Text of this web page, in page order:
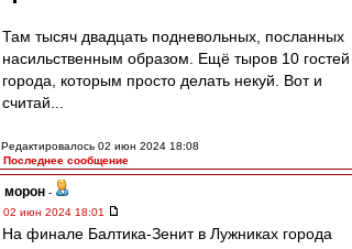
Там тысяч двадцать подневольных, посланных
насильственным образом. Ещё тыров 10 гостей
города, которым просто делать некуй. Вот и
считай...
Редактировалось 02 июн 2024 18:08
Последнее сообщение
морон -
02 июн 2024 18:01
На финале Балтика-Зенит в Лужниках города